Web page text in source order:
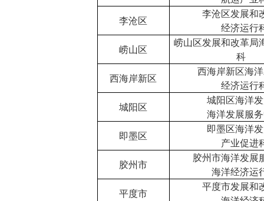
李沧区
李沧区发展和
经济运行
崂山区
崂山区发展和改革局
科
西海岸新区
西海岸新区海
经济运行
城阳区
城阳区海洋
海洋发展服
即墨区
即墨区海洋
产业促进
胶州市
胶州市海洋发展
海洋经济运
平度市
平度市发展和